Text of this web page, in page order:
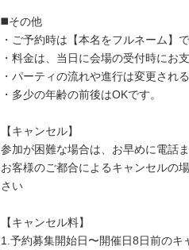
◼️その他
・ご予約時は【本名をフルネーム】
・料金は、当日に会場の受付時にお
・パーティの流れや進行は変更され
・多少の年齢の前後はOKです。
【キャンセル】
参加が困難な場合は、お早めに電話
お客様のご都合によるキャンセルの
さい
【キャンセル料】
1.予約募集開始日〜開催日8日前のキ